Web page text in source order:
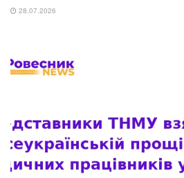
28.07.2026